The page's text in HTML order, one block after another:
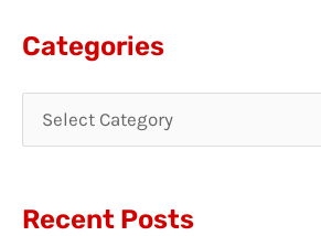
h
o
Categories
Recent Posts